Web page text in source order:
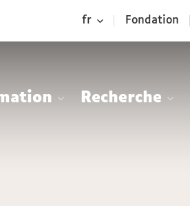
contenu
fr Fondation
Recherche